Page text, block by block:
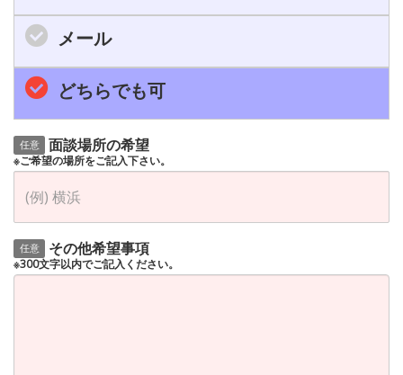
メール
どちらでも可
任意 面談場所の希望
※ご希望の場所をご記入下さい。
任意 その他希望事項
※300文字以内でご記入ください。